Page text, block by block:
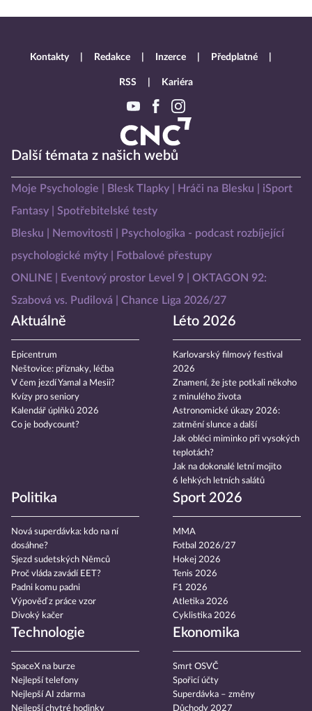
Další témata z našich webů
Moje Psychologie Blesk Tlapky Hráči na Blesku
iSport
Fantasy
Spotřebitelské testy
Blesku
Nemovitosti
Psychologika - podcast rozbíjející
psychologické mýty
Fotbalové přestupy
ONLINE
Eventový prostor Level 9
OKTAGON 92:
Szabová vs. Pudilová
Chance Liga 2026/27
Aktuálně
Epicentrum
Neštovice: příznaky, léčba
V čem jezdí Yamal a Mesii?
Kvízy pro seniory
Kalendář úplňků 2026
Co je bodycount?
Léto 2026
Karlovarský filmový festival
2026
Znamení, že jste potkali někoho
z minulého života
Astronomické úkazy 2026:
zatmění slunce a další
Jak obléci miminko při vysokých
teplotách?
Jak na dokonalé letní mojito
6 lehkých letních salátů
Politika
Nová superdávka: kdo na ní
dosáhne?
Sjezd sudetských Němců
Proč vláda zavádí EET?
Padni komu padni
Výpověď z práce vzor
Divoký kačer
Sport 2026
MMA
Fotbal 2026/27
Hokej 2026
Tenis 2026
F1 2026
Atletika 2026
Cyklistika 2026
Technologie
SpaceX na burze
Nejlepší telefony
Nejlepší AI zdarma
Nejlepší chytré hodinky
Ekonomika
Smrt OSVČ
Spořicí účty
Superdávka – změny
Důchody 2027
Kontakty Redakce Inzerce Předplatné
RSS Kariéra